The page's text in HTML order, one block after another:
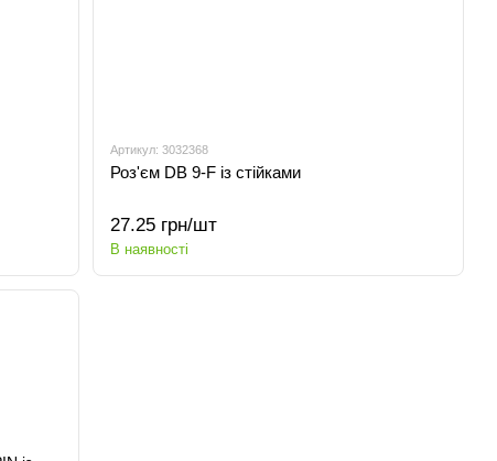
Артикул: 3032368
Роз'єм DB 9-F із стійками
27.25 грн/шт
В наявності